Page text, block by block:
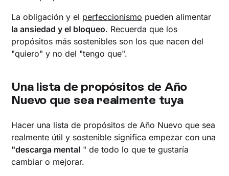
La obligación y el perfeccionismo pueden alimentar
la ansiedad y el bloqueo. Recuerda que los
propósitos más sostenibles son los que nacen del
"quiero" y no del "tengo que".
Una lista de propósitos de Año
Nuevo que sea realmente tuya
Hacer una lista de propósitos de Año Nuevo que sea
realmente útil y sostenible significa empezar con una
"descarga mental " de todo lo que te gustaría
cambiar o mejorar.